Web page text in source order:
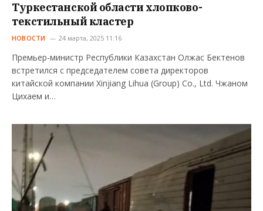
Туркестанской области хлопково-
текстильный кластер
НОВОСТИ 24 марта, 2025 11:16
Премьер-министр Республики Казахстан Олжас Бектенов
встретился с председателем совета директоров
китайской компании Xinjiang Lihua (Group) Co., Ltd. Чжаном
Цихаем и…